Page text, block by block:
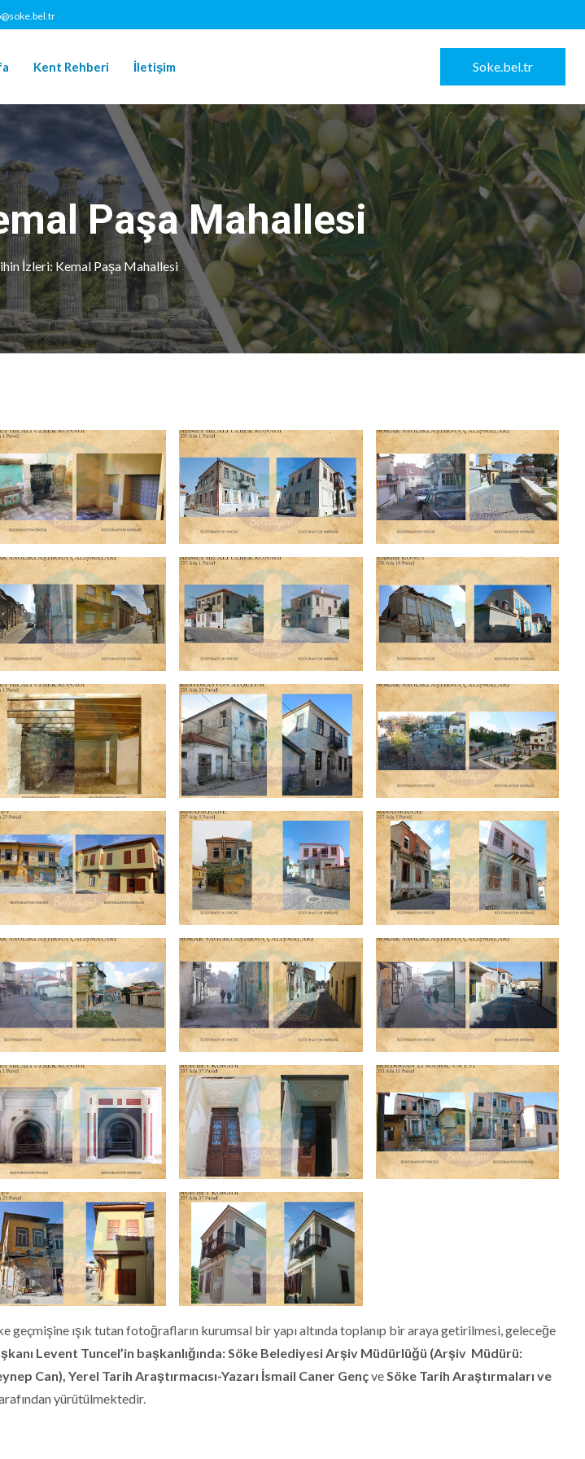
Kent Rehberi İletişim Soke.bel.tr
Paşa Mahallesi
İzleri: Kemal Paşa Mahallesi
geçmişine ışık tutan fotoğrafların kurumsal bir yapı altında toplanıp bir araya getirilmesi, geleceğe
Levent Tuncel’in başkanlığında:Söke Belediyesi Arşiv Müdürlüğü (Arşiv Müdürü:
Can), Yerel Tarih Araştırmacısı-Yazarı İsmail Caner GençveSöke Tarih Araştırmaları ve
yürütülmektedir.